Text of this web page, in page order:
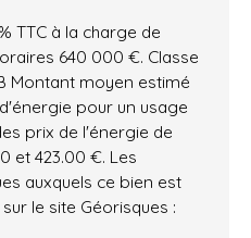
TTC à la charge de
640 000 €. Classe
Montant moyen estimé
pour un usage
prix de l'énergie de
et 423.00 €. Les
auxquels ce bien est
le site Géorisques :